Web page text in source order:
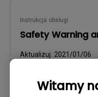
Witamy
Instrukcja obsługi
Safety Warning
Aktualizuj: 2021/01/06
Rozmiar pliku:
Wersja: